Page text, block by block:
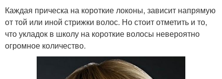
Каждая прическа на короткие локоны, зависит напрямую
от той или иной стрижки волос. Но стоит отметить и то,
что укладок в школу на короткие волосы невероятно
огромное количество.